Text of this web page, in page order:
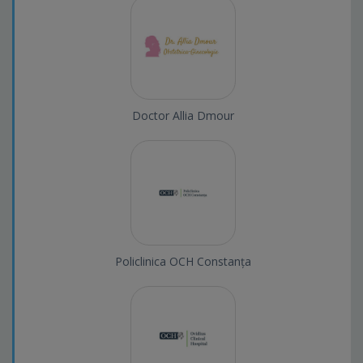
Doctor Allia Dmour
Policlinica OCH Constanța